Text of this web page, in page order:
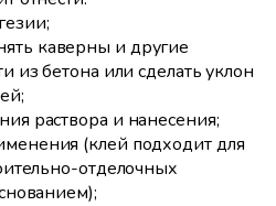
каверны и другие
из бетона или сделать уклон
раствора и нанесения;
(клей подходит для
отделочных